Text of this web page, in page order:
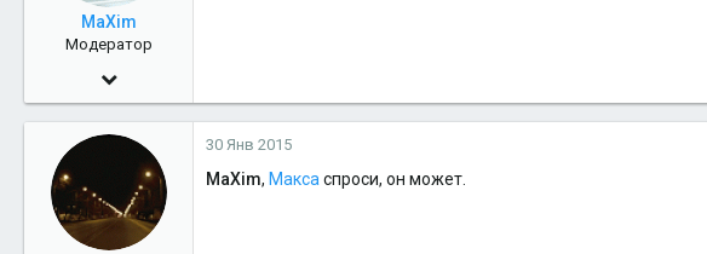
MaXim
Модератор
11 Фев 2010
4,881
38
30 Янв 2015
MaXim, Максаспроси, он может.